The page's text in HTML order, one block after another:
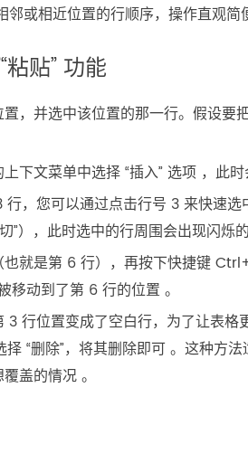
或相近位置的行顺序，操作直观简
粘贴” 功能
，并选中该位置的那一行。假设
下文菜单中选择 “插入” 选项 ，此
，您可以通过点击行号 3 来快速
”），此时选中的行周围会出现闪烁
就是第 6 行），再按下快捷键
移动到了第 6 行的位置 。
行位置变成了空白行，为了让表
“删除”，将其删除即可 。这种方
盖的情况 。